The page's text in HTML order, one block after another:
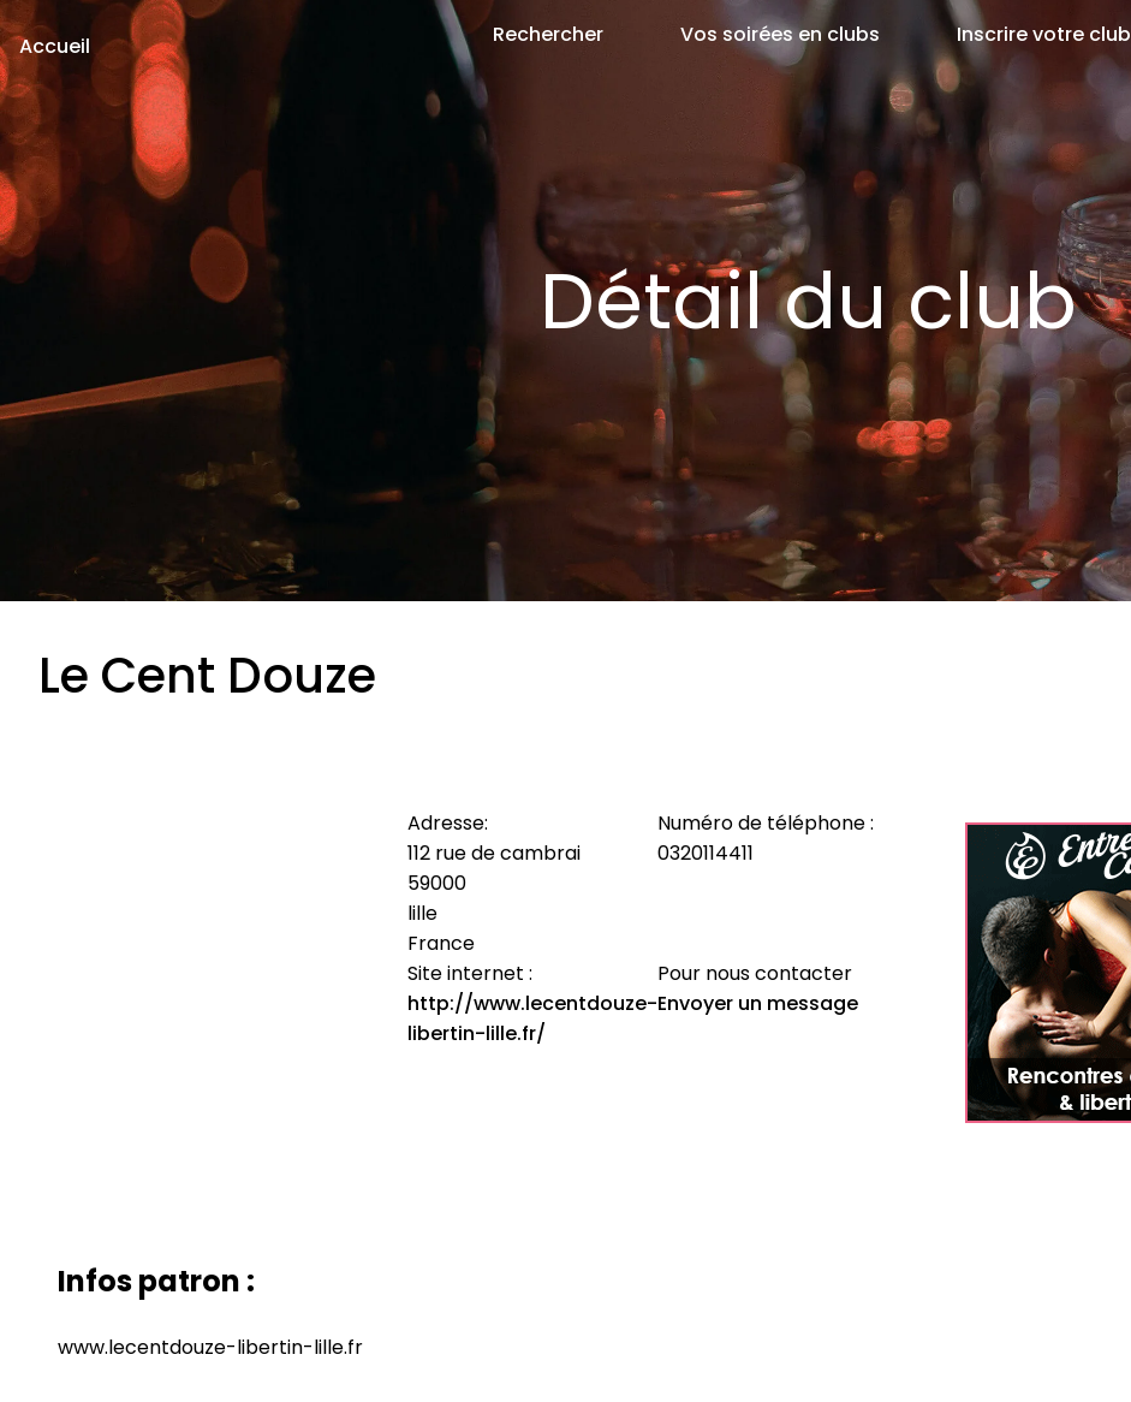
Détail du club
Accueil Rechercher Vos soirées en clubs Inscrire votre club
Le Cent Douze
Adresse:
112 rue de cambrai
59000
lille
France
Numéro de téléphone :
0320114411
Site internet :
http://www.lecentdouze-
libertin-lille.fr/
Pour nous contacter
Envoyer un message
Infos patron :
www.lecentdouze-libertin-lille.fr